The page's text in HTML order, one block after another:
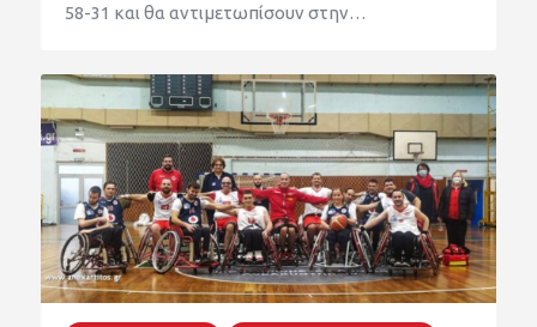
58-31 και θα αντιμετωπίσουν στην…